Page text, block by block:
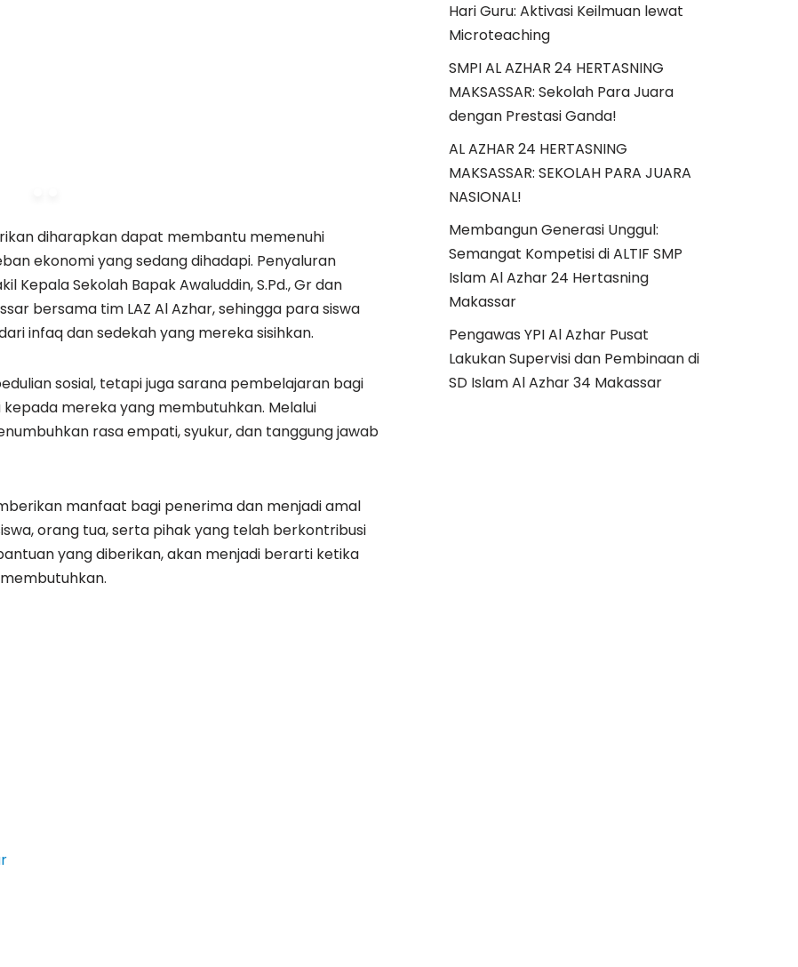
diharapkan dapat membantu memenuhi
ekonomi yang sedang dihadapi. Penyaluran
Kepala Sekolah Bapak Awaluddin, S.Pd., Gr dan
bersama tim LAZ Al Azhar, sehingga para siswa
infaq dan sedekah yang mereka sisihkan.
sosial, tetapi juga sarana pembelajaran bagi
mereka yang membutuhkan. Melalui
rasa empati, syukur, dan tanggung jawab
manfaat bagi penerima dan menjadi amal
orang tua, serta pihak yang telah berkontribusi
yang diberikan, akan menjadi berarti ketika
Hari Guru: Aktivasi Keilmuan lewat
Microteaching
SMPI AL AZHAR 24 HERTASNING
MAKSASSAR: Sekolah Para Juara
dengan Prestasi Ganda!
AL AZHAR 24 HERTASNING
MAKSASSAR: SEKOLAH PARA JUARA
NASIONAL!
Membangun Generasi Unggul:
Semangat Kompetisi di ALTIF SMP
Islam Al Azhar 24 Hertasning
Makassar
Pengawas YPI Al Azhar Pusat
Lakukan Supervisi dan Pembinaan di
SD Islam Al Azhar 34 Makassar